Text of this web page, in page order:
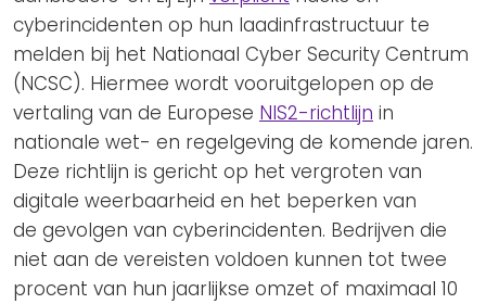
cyberincidenten op hun laadinfrastructuur te
melden bij het Nationaal Cyber Security Centrum
(NCSC). Hiermee wordt vooruitgelopen op de
vertaling van de Europese NIS2-richtlijn in
nationale wet- en regelgeving de komende jaren.
Deze richtlijn is gericht op het vergroten van
digitale weerbaarheid en het beperken van
de gevolgen van cyberincidenten. Bedrijven die
niet aan de vereisten voldoen kunnen tot twee
procent van hun jaarlijkse omzet of maximaal 10